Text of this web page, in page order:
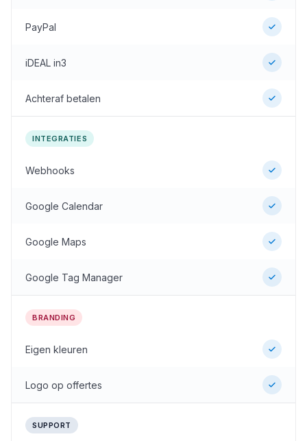
PayPal
iDEAL in3
Achteraf betalen
INTEGRATIES
Webhooks
Google Calendar
Google Maps
Google Tag Manager
BRANDING
Eigen kleuren
Logo op offertes
SUPPORT